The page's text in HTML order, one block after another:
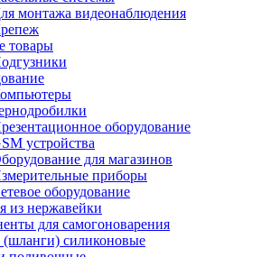
монтажа видеонаблюдения
товары
оборудование
устройства
для магазинов
приборы
оборудование
из нержавейки
для самогоноварения
(шланги) силиконовые